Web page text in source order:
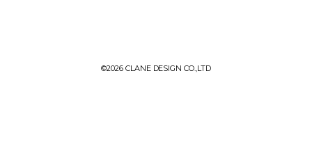
©2026 CLANE DESIGN CO.,LTD